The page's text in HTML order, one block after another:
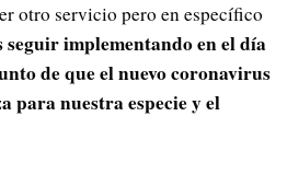
otro servicio pero en específico
seguir implementando en el día
de que el nuevo coronavirus
para nuestra especie y el